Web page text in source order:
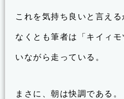
これを気持ち良いと言え
なくとも筆者は「キイィ
いながら走っている。
まさに、朝は快調である。